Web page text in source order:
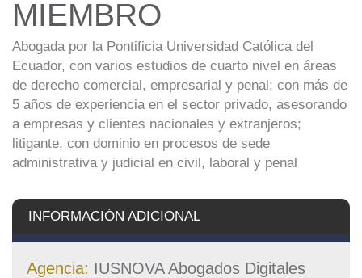
MIEMBRO
Abogada por la Pontificia Universidad Católica del
Ecuador, con varios estudios de cuarto nivel en áreas
de derecho comercial, empresarial y penal; con más de
5 años de experiencia en el sector privado, asesorando
a empresas y clientes nacionales y extranjeros;
litigante, con dominio en procesos de sede
administrativa y judicial en civil, laboral y penal
INFORMACIÓN ADICIONAL
Agencia: IUSNOVA Abogados Digitales